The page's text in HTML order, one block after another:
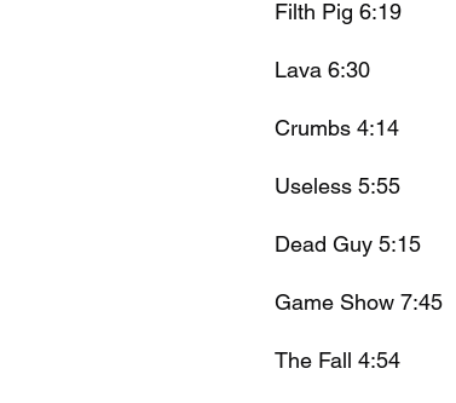
Filth Pig 6:19
Lava 6:30
Crumbs 4:14
Useless 5:55
Dead Guy 5:15
Game Show 7:45
The Fall 4:54